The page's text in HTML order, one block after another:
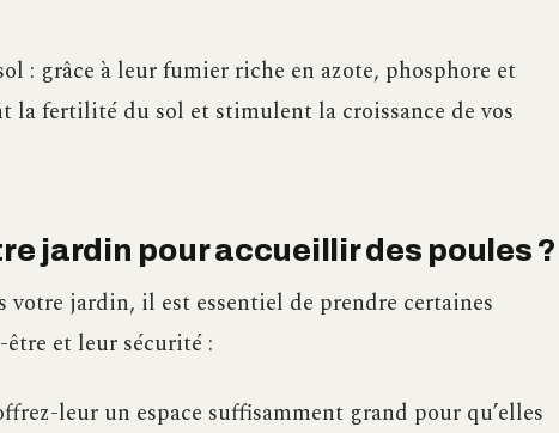
: grâce à leur fumier riche en azote, phosphore et
la fertilité du sol et stimulent la croissance de vos
jardin pour accueillir des poules ?
votre jardin, il est essentiel de prendre certaines
et leur sécurité :
leur un espace suffisamment grand pour qu’elles